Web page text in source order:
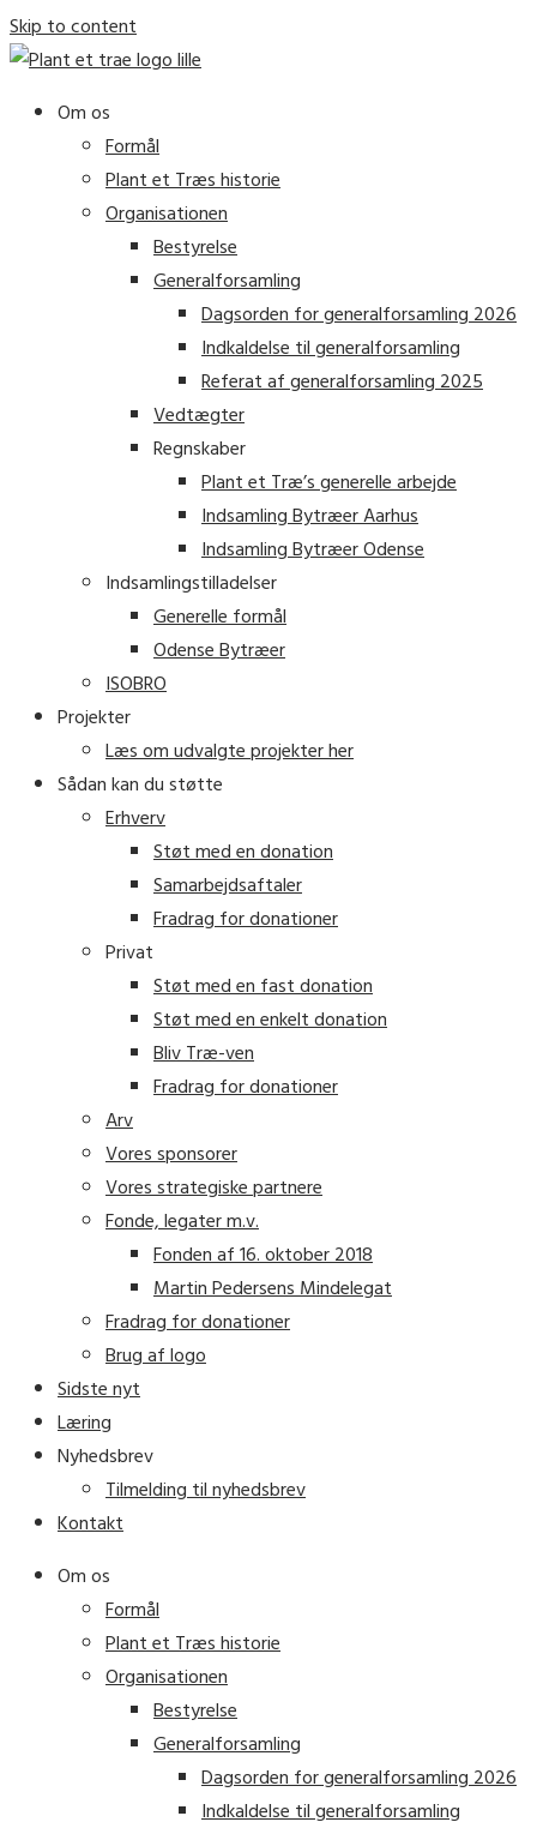
Skip to content
Om os
Formål
Plant et Træs historie
Organisationen
Bestyrelse
Generalforsamling
Dagsorden for generalforsamling 2026
Indkaldelse til generalforsamling
Referat af generalforsamling 2025
Vedtægter
Regnskaber
Plant et Træ’s generelle arbejde
Indsamling Bytræer Aarhus
Indsamling Bytræer Odense
Indsamlingstilladelser
Generelle formål
Odense Bytræer
ISOBRO
Projekter
Læs om udvalgte projekter her
Sådan kan du støtte
Erhverv
Støt med en donation
Samarbejdsaftaler
Fradrag for donationer
Privat
Støt med en fast donation
Støt med en enkelt donation
Bliv Træ-ven
Fradrag for donationer
Arv
Vores sponsorer
Vores strategiske partnere
Fonde, legater m.v.
Fonden af 16. oktober 2018
Martin Pedersens Mindelegat
Fradrag for donationer
Brug af logo
Sidste nyt
Læring
Nyhedsbrev
Tilmelding til nyhedsbrev
Kontakt
Om os
Formål
Plant et Træs historie
Organisationen
Bestyrelse
Generalforsamling
Dagsorden for generalforsamling 2026
Indkaldelse til generalforsamling